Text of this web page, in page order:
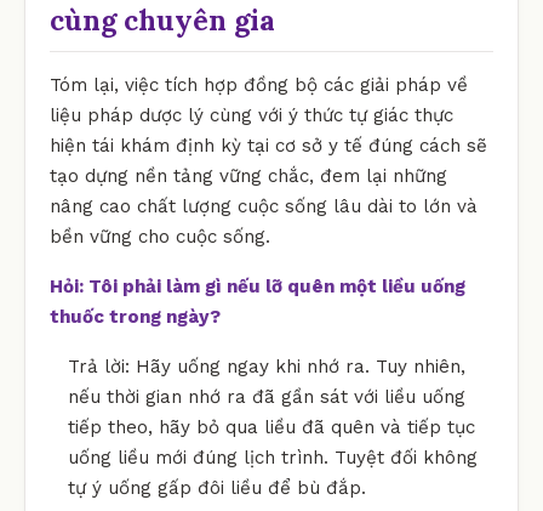
cùng chuyên gia
Tóm lại, việc tích hợp đồng bộ các giải pháp về
liệu pháp dược lý cùng với ý thức tự giác thực
hiện tái khám định kỳ tại cơ sở y tế đúng cách sẽ
tạo dựng nền tảng vững chắc, đem lại những
nâng cao chất lượng cuộc sống lâu dài to lớn và
bền vững cho cuộc sống.
Hỏi: Tôi phải làm gì nếu lỡ quên một liều uống
thuốc trong ngày?
Trả lời: Hãy uống ngay khi nhớ ra. Tuy nhiên,
nếu thời gian nhớ ra đã gần sát với liều uống
tiếp theo, hãy bỏ qua liều đã quên và tiếp tục
uống liều mới đúng lịch trình. Tuyệt đối không
tự ý uống gấp đôi liều để bù đắp.